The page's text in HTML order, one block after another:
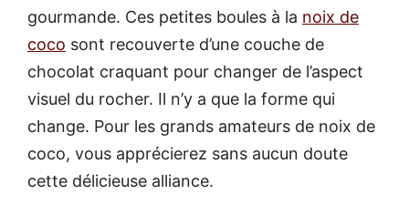
gourmande. Ces petites boules à la noix de
coco sont recouverte d’une couche de
chocolat craquant pour changer de l’aspect
visuel du rocher. Il n’y a que la forme qui
change. Pour les grands amateurs de noix de
coco, vous apprécierez sans aucun doute
cette délicieuse alliance.